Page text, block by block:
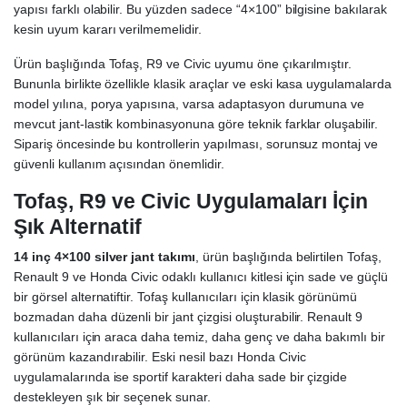
yapısı farklı olabilir. Bu yüzden sadece “4×100” bilgisine bakılarak
kesin uyum kararı verilmemelidir.
Ürün başlığında Tofaş, R9 ve Civic uyumu öne çıkarılmıştır.
Bununla birlikte özellikle klasik araçlar ve eski kasa uygulamalarda
model yılına, porya yapısına, varsa adaptasyon durumuna ve
mevcut jant-lastik kombinasyonuna göre teknik farklar oluşabilir.
Sipariş öncesinde bu kontrollerin yapılması, sorunsuz montaj ve
güvenli kullanım açısından önemlidir.
Tofaş, R9 ve Civic Uygulamaları İçin
Şık Alternatif
14 inç 4×100 silver jant takımı , ürün başlığında belirtilen Tofaş,
Renault 9 ve Honda Civic odaklı kullanıcı kitlesi için sade ve güçlü
bir görsel alternatiftir. Tofaş kullanıcıları için klasik görünümü
bozmadan daha düzenli bir jant çizgisi oluşturabilir. Renault 9
kullanıcıları için araca daha temiz, daha genç ve daha bakımlı bir
görünüm kazandırabilir. Eski nesil bazı Honda Civic
uygulamalarında ise sportif karakteri daha sade bir çizgide
destekleyen şık bir seçenek sunar.